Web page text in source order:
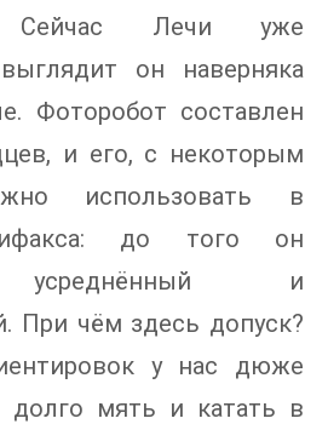
Сейчас Лечи уже
он наверняка
Фоторобот составлен
и его, с некоторым
использовать в
до того он
усреднённый и
При чём здесь допуск?
у нас дюже
долго мять и катать в